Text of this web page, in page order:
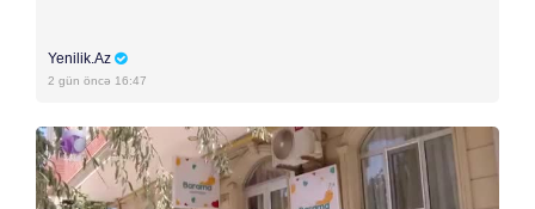
Yenilik.Az
2 gün öncə 16:47